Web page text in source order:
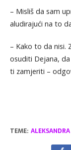
– Misliš da sam
aludirajući na to
– Kako to da nisi.
osuditi Dejana,
ti zamjeriti –
TEME: